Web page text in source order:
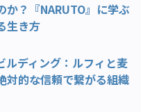
か？『NARUTO』に学ぶ
生き方
ルディング：ルフィと麦
対的な信頼で繋がる組織